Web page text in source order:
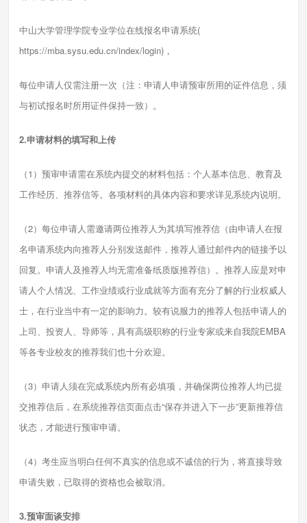
中山大学管理学院专业学位在线报名申请系统(
https://mba.sysu.edu.cn/index/login)，
每位申请人仅需注册一次（注：申请人申请预审所用的证件信息，须
与初试报名时所用证件保持一致）。
2.申请材料的填写和上传
（1）预审申请需在系统内提交的材料包括：个人基本信息、教育及
工作经历、推荐信等。各项材料的具体内容和要求详见系统内说明。
（2）每位申请人需邀请两位推荐人为其填写推荐信（由申请人在报
名申请系统内向推荐人分别发送邮件，推荐人通过邮件内的链接予以
回复。申请人及推荐人均无需准备纸质版推荐信）。推荐人应是对申
请人个人情况、工作业绩或行业成就等方面有充分了解的行业权威人
士，在行业当中有一定的影响力。较有说服力的推荐人包括申请人的
上司、投资人、导师等，具有高级职称的行业专家或来自我院EMBA
等各专业校友的推荐我们也十分欢迎。
（3）申请人须在完成系统内所有必填项，并确保两位推荐人均已提
交推荐信后，在系统推荐信页面点击“保存并进入下一步”更新推荐信
状态，才能进行预审申请。
（4）考生应当明白任何不真实的信息或不诚信的行为，将直接导致
申请失败，已取得的资格也会被取消。
3.预审面谈安排